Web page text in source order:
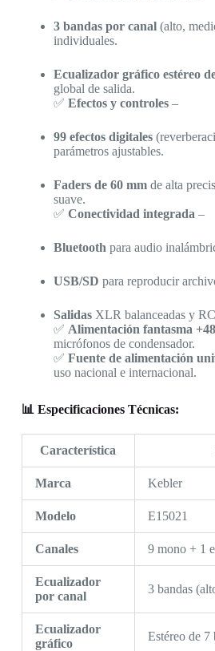
3 bandas por canal(alto,
individuales.
Ecualizador gráfico estéreo
global de salida.
✅ Efectos y controles–
99 efectos digitales
parámetros ajustables.
Faders de 60 mmde alta
suave.
✅ Conectividad integrada –
Bluetooth para audio
USB/SD para reproducir
SalidasXLR balanceadas y
✅ Alimentación fantasma
micrófonos de condensador.
✅ Fuente de alimentación
uso nacional e internacional.
📊 Especificaciones Técnicas:
Característica
Marca Kebler
Modelo E15021
Canales 9 mono + 1
Ecualizador
por canal
3 bandas
Ecualizador
gráfico
Estéreo de 7